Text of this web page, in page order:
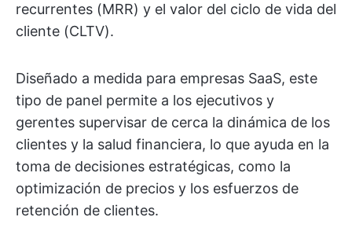
recurrentes (MRR) y el valor del ciclo de vida del
cliente (CLTV).
Diseñado a medida para empresas SaaS, este
tipo de panel permite a los ejecutivos y
gerentes supervisar de cerca la dinámica de los
clientes y la salud financiera, lo que ayuda en la
toma de decisiones estratégicas, como la
optimización de precios y los esfuerzos de
retención de clientes.